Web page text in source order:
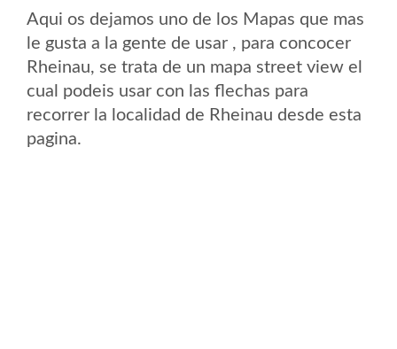
Aqui os dejamos uno de los Mapas que mas
le gusta a la gente de usar , para concocer
Rheinau, se trata de un mapa street view el
cual podeis usar con las flechas para
recorrer la localidad de Rheinau desde esta
pagina.